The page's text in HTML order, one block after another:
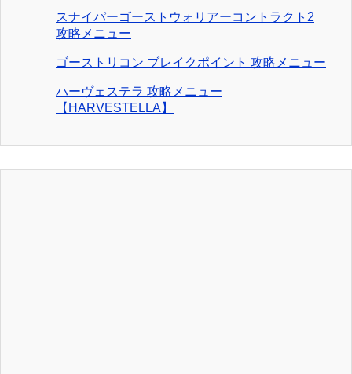
スナイパーゴーストウォリアーコントラクト2
攻略メニュー
ゴーストリコン ブレイクポイント 攻略メニュー
ハーヴェステラ 攻略メニュー
【HARVESTELLA】